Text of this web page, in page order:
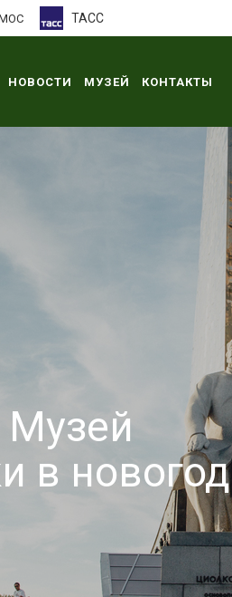
ТАСС
НОВОСТИ МУЗЕЙ
КОНТАКТЫ
Музей
в